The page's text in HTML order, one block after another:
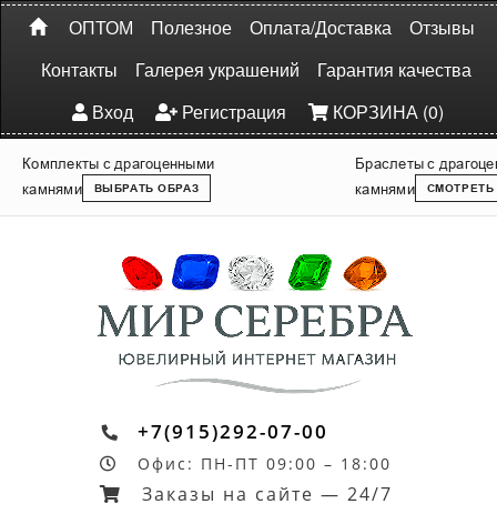
ОПТОМ Полезное Оплата/Доставка
Отзывы
Контакты
Галерея украшений
Гарантия качества
Вход
Регистрация КОРЗИНА (0)
Комплекты с драгоценными
камнями
ВЫБРАТЬ ОБРАЗ
Браслеты с
камнями
СМОТРЕТЬ
+7(915)292-07-00
Офис: ПН-ПТ 09:00 – 18:00
Заказы на сайте — 24/7